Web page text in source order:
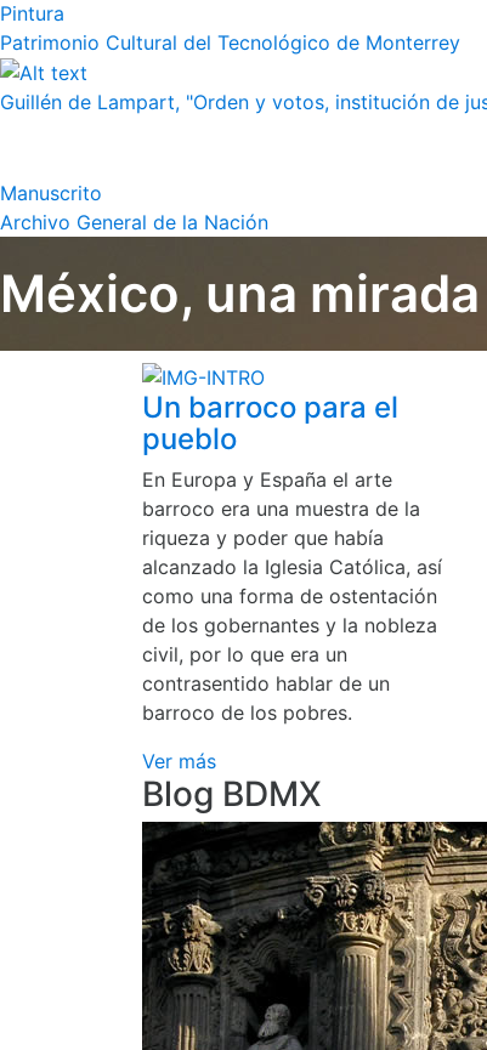
Pintura
Patrimonio Cultural del Tecnológico de Monterrey
Guillén de Lampart, "Orden y votos, institución de
Manuscrito
Archivo General de la Nación
México, una mirada
Un barroco para el
pueblo
En Europa y España el arte
barroco era una muestra de la
riqueza y poder que había
alcanzado la Iglesia Católica, así
como una forma de ostentación
de los gobernantes y la nobleza
civil, por lo que era un
contrasentido hablar de un
barroco de los pobres.
Ver más
Blog BDMX